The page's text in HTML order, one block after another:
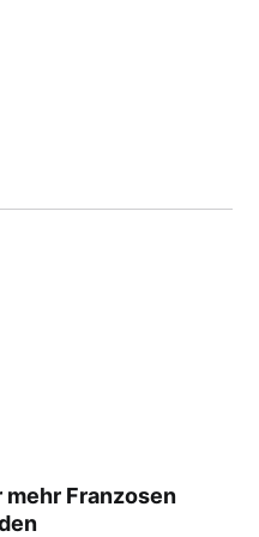
mehr Franzosen